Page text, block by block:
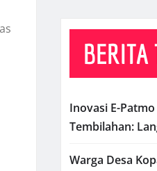
BERITA
Inovasi E-
Tembilahan:
Warga Desa